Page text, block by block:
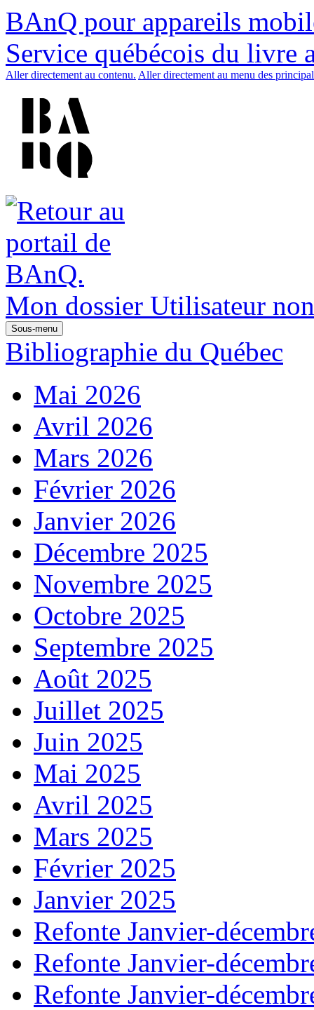
BAnQ pour appareils
Service québécois du livre
Aller directement au contenu. Aller directement au menu des
Mon dossier Utilisateur
Sous-menu
Bibliographie du Québec
Mai 2026
Avril 2026
Mars 2026
Février 2026
Janvier 2026
Décembre 2025
Novembre 2025
Octobre 2025
Septembre 2025
Août 2025
Juillet 2025
Juin 2025
Mai 2025
Avril 2025
Mars 2025
Février 2025
Janvier 2025
Refonte Janvier-
Refonte Janvier-
Refonte Janvier-